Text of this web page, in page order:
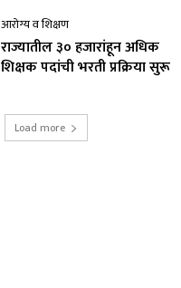
आरोग्य व शिक्षण
राज्यातील ३० हजारांहून अधिक
शिक्षक पदांची भरती प्रक्रिया सुरू
Load more